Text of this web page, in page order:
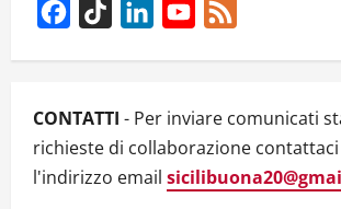
Facebook
TikTok LinkedInYouTube
CONTATTI - Per inviare comunicati
richieste di collaborazione
l'indirizzo email